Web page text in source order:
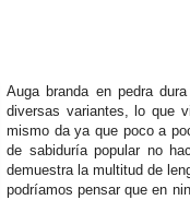
Auga branda en pedra
diversas variantes, lo que
mismo da ya que poco a
de sabiduría popular no
demuestra la multitud de
podríamos pensar que en